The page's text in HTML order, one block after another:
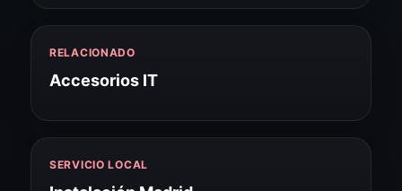
RELACIONADO
Accesorios IT
SERVICIO LOCAL